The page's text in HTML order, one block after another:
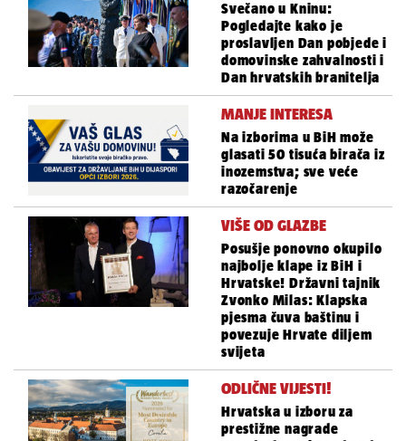
Svečano u Kninu:
Pogledajte kako je
proslavljen Dan pobjede i
domovinske zahvalnosti i
Dan hrvatskih branitelja
MANJE INTERESA
Na izborima u BiH može
glasati 50 tisuća birača iz
inozemstva; sve veće
razočarenje
VIŠE OD GLAZBE
Posušje ponovno okupilo
najbolje klape iz BiH i
Hrvatske! Državni tajnik
Zvonko Milas: Klapska
pjesma čuva baštinu i
povezuje Hrvate diljem
svijeta
ODLIČNE VIJESTI!
Hrvatska u izboru za
prestižne nagrade